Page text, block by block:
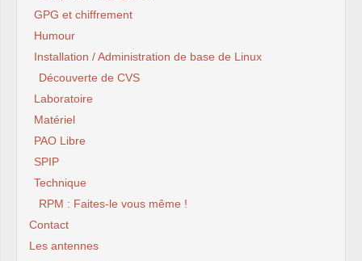
GPG et chiffrement
Humour
Installation / Administration de base de Linux
Découverte de CVS
Laboratoire
Matériel
PAO Libre
SPIP
Technique
RPM : Faites-le vous même !
Contact
Les antennes